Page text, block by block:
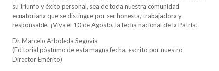
su triunfo y éxito personal, sea de toda nuestra comunidad
ecuatoriana que se distingue por ser honesta, trabajadora y
responsable. ¡Viva el 10 de Agosto, la fecha nacional de la Patria!
Dr. Marcelo Arboleda Segovia
(Editorial póstumo de esta magna fecha, escrito por nuestro
Director Emérito)